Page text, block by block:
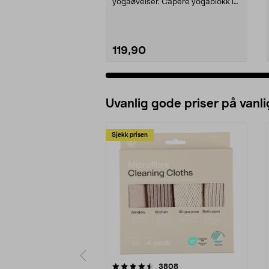
yogaøvelser. Capere yogablokk i
119,90
Uvanlig gode priser på
Sjekk prisen
3808anmeldelser
4.5av 5 stjerner